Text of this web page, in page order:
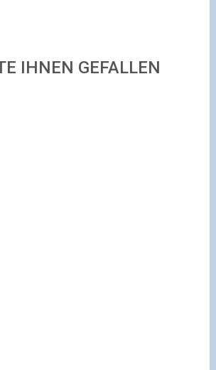
IHNEN GEFALLEN